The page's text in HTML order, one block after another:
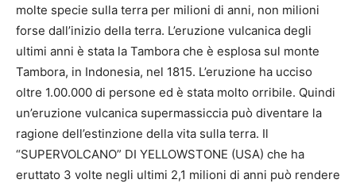
molte specie sulla terra per milioni di anni, non milioni
forse dall’inizio della terra. L’eruzione vulcanica degli
ultimi anni è stata la Tambora che è esplosa sul monte
Tambora, in Indonesia, nel 1815. L’eruzione ha ucciso
oltre 1.00.000 di persone ed è stata molto orribile. Quindi
un’eruzione vulcanica supermassiccia può diventare la
ragione dell’estinzione della vita sulla terra. Il
“SUPERVOLCANO” DI YELLOWSTONE (USA) che ha
eruttato 3 volte negli ultimi 2,1 milioni di anni può rendere